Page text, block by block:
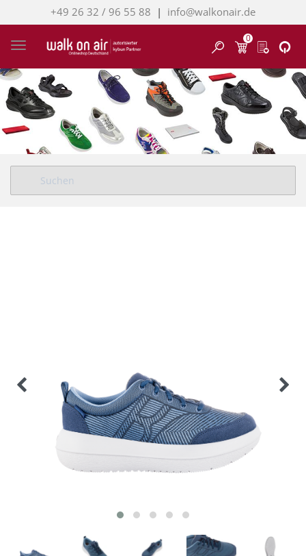
+49 26 32 / 96 55 88 | info@walkonair.de
Toggle navigation Finden
0